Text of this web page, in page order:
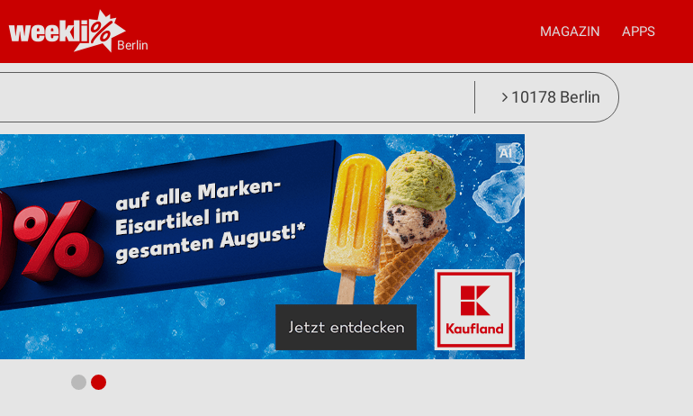
Berlin
MAGAZIN APPS
10178 Berlin